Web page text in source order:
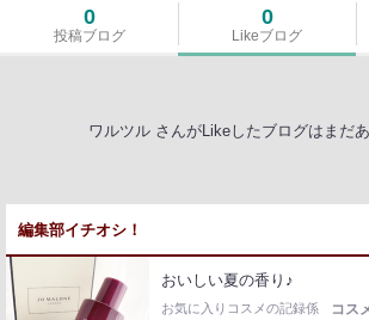
0
投稿ブログ
0
Likeブログ
ワルツル さんがLikeしたブログはまだあ
編集部イチオシ！
おいしい夏の香り♪
お気に入りコスメの記録係 コス